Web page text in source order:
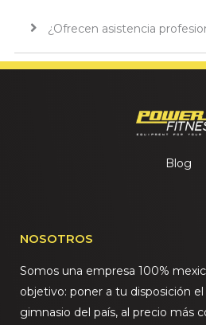
¿Ofrecen asistencia
Blog
NOSOTROS
Somos una empresa 100%
objetivo: poner a tu disposición
gimnasio del país, al precio más